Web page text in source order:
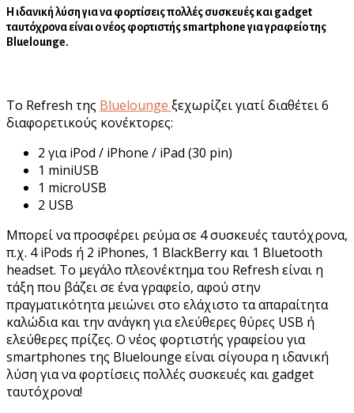
Η ιδανική λύση για να φορτίσεις πολλές συσκευές και gadget
ταυτόχρονα είναι ο νέος φορτιστής smartphone για γραφείο της
Bluelounge.
Το Refresh της Bluelounge ξεχωρίζει γιατί διαθέτει 6
διαφορετικούς κονέκτορες:
2 για iPod / iPhone / iPad (30 pin)
1 miniUSB
1 microUSB
2 USB
Μπορεί να προσφέρει ρεύμα σε 4 συσκευές ταυτόχρονα,
π.χ. 4 iPods ή 2 iPhones, 1 BlackBerry και 1 Bluetooth
headset. Το μεγάλο πλεονέκτημα του Refresh είναι η
τάξη που βάζει σε ένα γραφείο, αφού στην
πραγματικότητα μειώνει στο ελάχιστο τα απαραίτητα
καλώδια και την ανάγκη για ελεύθερες θύρες USB ή
ελεύθερες πρίζες. Ο νέος φορτιστής γραφείου για
smartphones της Bluelounge είναι σίγουρα η ιδανική
λύση για να φορτίσεις πολλές συσκευές και gadget
ταυτόχρονα!